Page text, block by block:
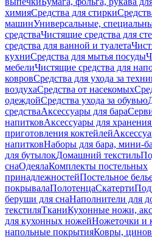
химияСредства для стирки
машинУниверсальные,
средстваЧистящие средства для
средства для ванной и туалета
кухниСредства для мытья посуды
мебелиЧистящие средства для
ковровСредства для ухода за
воздухаСредства от насекомых
одеждойСредства ухода за обувью
средстваАксессуары для бара
напитковАксессуары для
приготовления коктейлей
напитковНаборы для бара, мини-
для бутылокДомашний текстиль
снаОдеялаКомплекты постельных
принадлежностейПостельное
покрывалаПолотенцаСкатерти
беруши для снаНаполнители для
текстиляТканиКухонные ножи,
для кухонных ножейНожеточки и
напольные покрытияКовры,